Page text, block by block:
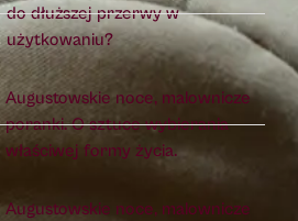
do dłuższej przerwy w
użytkowaniu?
Augustowskie noce, malownicze
poranki. O sztuce wybierania
właściwej formy życia.
Augustowskie noce, malownicze